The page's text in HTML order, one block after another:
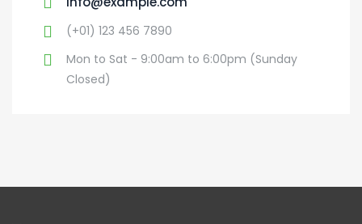
(+01) 123 456 7890
Mon to Sat - 9:00am to 6:00pm (Sunday
Closed)